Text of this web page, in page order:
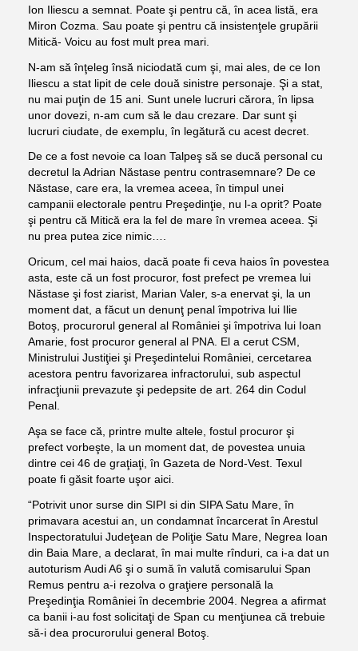
Ion Iliescu a semnat. Poate şi pentru că, în acea listă, era
Miron Cozma. Sau poate şi pentru că insistenţele grupării
Mitică- Voicu au fost mult prea mari.
N-am să înţeleg însă niciodată cum şi, mai ales, de ce Ion
Iliescu a stat lipit de cele două sinistre personaje. Şi a stat,
nu mai puţin de 15 ani. Sunt unele lucruri cărora, în lipsa
unor dovezi, n-am cum să le dau crezare. Dar sunt şi
lucruri ciudate, de exemplu, în legătură cu acest decret.
De ce a fost nevoie ca Ioan Talpeş să se ducă personal cu
decretul la Adrian Năstase pentru contrasemnare? De ce
Năstase, care era, la vremea aceea, în timpul unei
campanii electorale pentru Preşedinţie, nu l-a oprit? Poate
şi pentru că Mitică era la fel de mare în vremea aceea. Şi
nu prea putea zice nimic….
Oricum, cel mai haios, dacă poate fi ceva haios în povestea
asta, este că un fost procuror, fost prefect pe vremea lui
Năstase şi fost ziarist, Marian Valer, s-a enervat şi, la un
moment dat, a făcut un denunţ penal împotriva lui Ilie
Botoş, procurorul general al României şi împotriva lui Ioan
Amarie, fost procuror general al PNA. El a cerut CSM,
Ministrului Justiţiei şi Preşedintelui României, cercetarea
acestora pentru favorizarea infractorului, sub aspectul
infracţiunii prevazute şi pedepsite de art. 264 din Codul
Penal.
Aşa se face că, printre multe altele, fostul procuror şi
prefect vorbeşte, la un moment dat, de povestea unuia
dintre cei 46 de graţiaţi, în Gazeta de Nord-Vest. Texul
poate fi găsit foarte uşor aici.
“Potrivit unor surse din SIPI si din SIPA Satu Mare, în
primavara acestui an, un condamnat încarcerat în Arestul
Inspectoratului Judeţean de Poliţie Satu Mare, Negrea Ioan
din Baia Mare, a declarat, în mai multe rînduri, ca i-a dat un
autoturism Audi A6 şi o sumă în valută comisarului Span
Remus pentru a-i rezolva o graţiere personală la
Preşedinţia României în decembrie 2004. Negrea a afirmat
ca banii i-au fost solicitaţi de Span cu menţiunea că trebuie
să-i dea procurorului general Botoş